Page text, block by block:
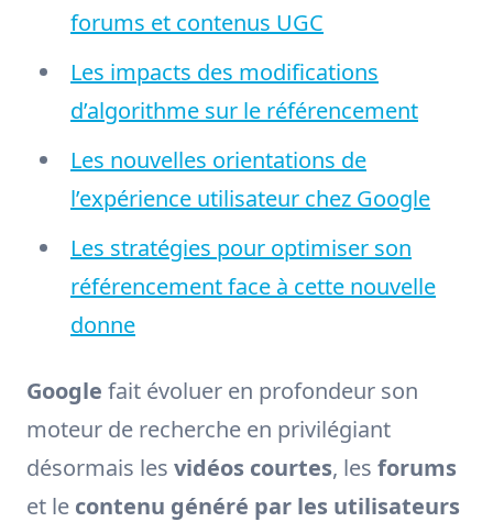
forums et contenus UGC
Les impacts des modifications
d’algorithme sur le référencement
Les nouvelles orientations de
l’expérience utilisateur chez Google
Les stratégies pour optimiser son
référencement face à cette nouvelle
donne
Google fait évoluer en profondeur son
moteur de recherche en privilégiant
désormais les vidéos courtes, les forums
et le contenu généré par les utilisateurs